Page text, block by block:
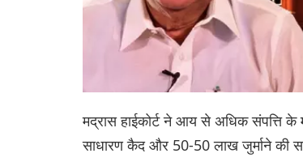
मद्रास हाईकोर्ट ने आय से अधिक संपत्ति के
साधारण कैद और 50-50 लाख जुर्माने की